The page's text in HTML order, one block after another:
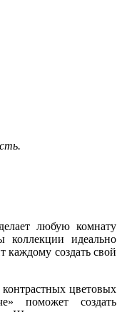
любую комнату
коллекции идеально
каждому создать свой
контрастных цветовых
поможет создать